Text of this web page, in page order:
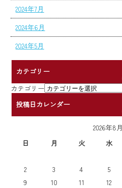
2024年7月
2024年6月
2024年5月
カテゴリー
カテゴリー
投稿日カレンダー
2026年8月
日
月 火 水
2
3 4 5
9
10 11 12